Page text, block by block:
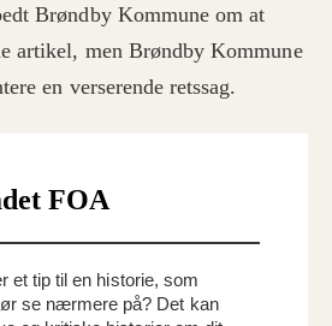
Brøndby Kommune om at
artikel, men Brøndby Kommune
en verserende retssag.
FOA
et tip til en historie, som
se nærmere på? Det kan